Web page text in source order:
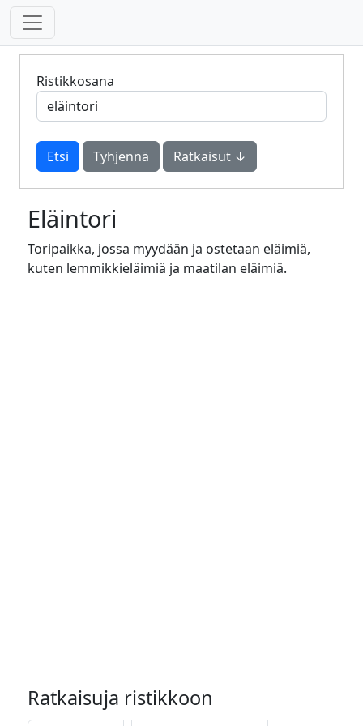
Ristikkosana
Tyhjennä Ratkaisut ↓
Eläintori
Toripaikka, jossa myydään ja ostetaan eläimiä,
kuten lemmikkieläimiä ja maatilan eläimiä.
Ratkaisuja ristikkoon